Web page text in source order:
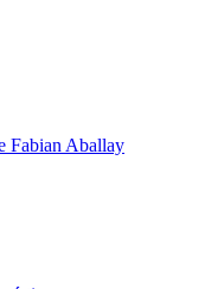
Fabian Aballay